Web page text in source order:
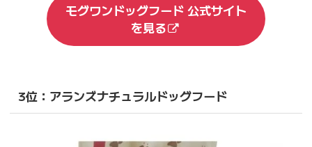
モグワンドッグフード 公式サイト
を見る
3位：アランズナチュラルドッグフード